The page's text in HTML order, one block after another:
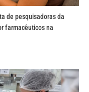
de pesquisadoras da
farmacêuticos na